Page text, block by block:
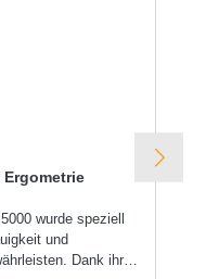
Ergometrie
wurde speziell
und
Dank ihrer